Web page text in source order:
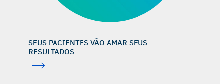
SEUS PACIENTES VÃO AMAR SEUS
RESULTADOS